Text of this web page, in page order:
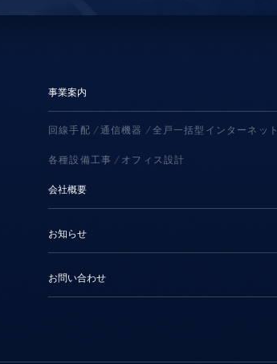
事業案内
回線手配 通信機器 全戸一括型インターネット
各種設備工事 オフィス設計
会社概要
お知らせ
お問い合わせ